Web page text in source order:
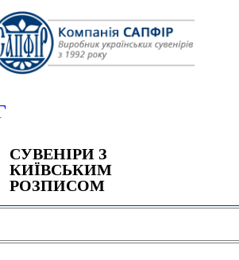
СУВЕНІРИ З
КИЇВСЬКИМ
РОЗПИСОМ